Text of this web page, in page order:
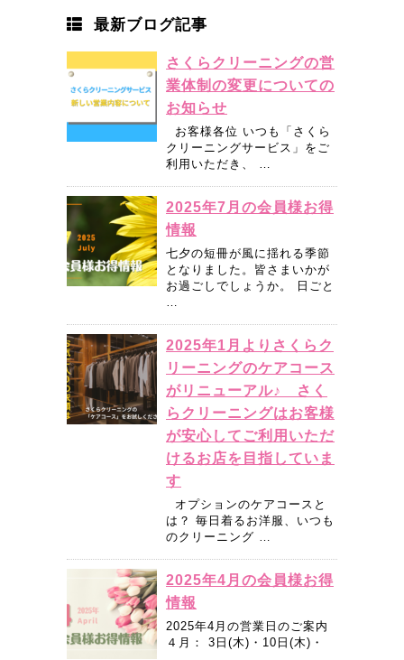
最新ブログ記事
さくらクリーニングの営
業体制の変更についての
お知らせ
お客様各位 いつも「さくら
クリーニングサービス」をご
利用いただき、 …
2025年7月の会員様お得
情報
七夕の短冊が風に揺れる季節
となりました。皆さまいかが
お過ごしでしょうか。 日ごと
…
2025年1月よりさくらク
リーニングのケアコース
がリニューアル♪ さく
らクリーニングはお客様
が安心してご利用いただ
けるお店を目指していま
す
オプションのケアコースと
は？ 毎日着るお洋服、いつも
のクリーニング …
2025年4月の会員様お得
情報
2025年4月の営業日のご案内
４月： 3日(木)・10日(木)・